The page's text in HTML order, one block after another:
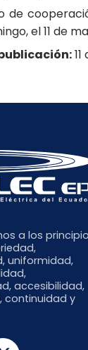
de
el 11 de
a los
uniformidad,
accesibilidad,
continuidad y